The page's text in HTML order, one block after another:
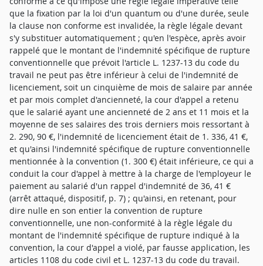
que la fixation par la loi d'un quantum ou d'une durée, seule
la clause non conforme est invalidée, la règle légale devant
s'y substituer automatiquement ; qu'en l'espèce, après avoir
rappelé que le montant de l'indemnité spécifique de rupture
conventionnelle que prévoit l'article L. 1237-13 du code du
travail ne peut pas être inférieur à celui de l'indemnité de
licenciement, soit un cinquième de mois de salaire par année
et par mois complet d'ancienneté, la cour d'appel a retenu
que le salarié ayant une ancienneté de 2 ans et 11 mois et la
moyenne de ses salaires des trois derniers mois ressortant à
2. 290, 90 €, l'indemnité de licenciement était de 1. 336, 41 €,
et qu'ainsi l'indemnité spécifique de rupture conventionnelle
mentionnée à la convention (1. 300 €) était inférieure, ce qui a
conduit la cour d'appel à mettre à la charge de l'employeur le
paiement au salarié d'un rappel d'indemnité de 36, 41 €
(arrêt attaqué, dispositif, p. 7) ; qu'ainsi, en retenant, pour
dire nulle en son entier la convention de rupture
conventionnelle, une non-conformité à la règle légale du
montant de l'indemnité spécifique de rupture indiqué à la
convention, la cour d'appel a violé, par fausse application, les
articles 1108 du code civil et L. 1237-13 du code du travail.